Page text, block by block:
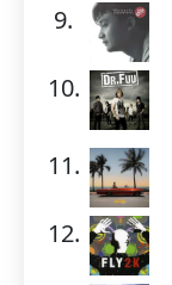
9.
10.
11.
12.